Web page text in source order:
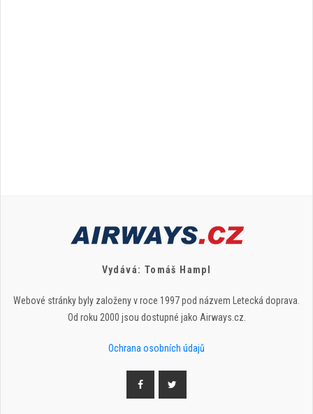
Vydává: Tomáš Hampl
Webové stránky byly založeny v roce 1997 pod názvem Letecká doprava.
Od roku 2000 jsou dostupné jako Airways.cz.
Ochrana osobních údajů